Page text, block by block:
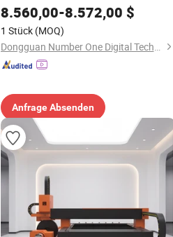
Laserschneidausrüstung für Kleidung
Bekleidung
8.560,00-8.572,00 $
1 Stück (MOQ)
Dongguan Number One Digital Technology Co., Ltd.
Anfrage Absenden